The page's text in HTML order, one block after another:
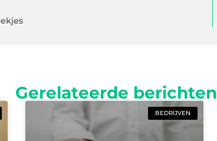
Gerelateerde berichten
BEDRIJVEN